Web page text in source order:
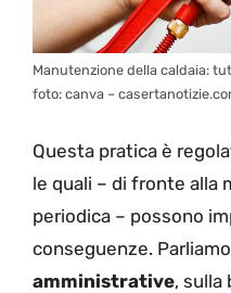
Manutenzione della caldaia:
foto: canva –
Questa pratica è
le quali – di fronte alla
periodica – possono
conseguenze.
amministrative, sulla